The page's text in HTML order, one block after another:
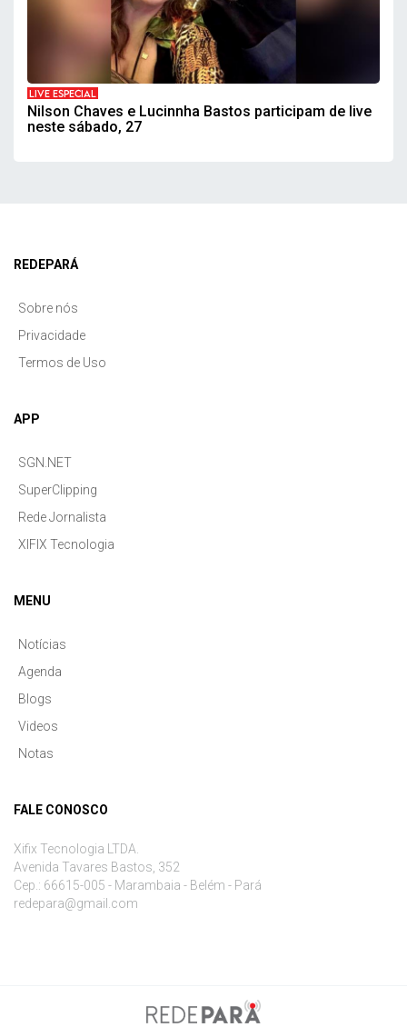
LIVE ESPECIAL
Nilson Chaves e Lucinnha Bastos participam de live
neste sábado, 27
REDEPARÁ
Sobre nós
Privacidade
Termos de Uso
APP
SGN.NET
SuperClipping
Rede Jornalista
XIFIX Tecnologia
MENU
Notícias
Agenda
Blogs
Videos
Notas
FALE CONOSCO
Xifix Tecnologia LTDA.
Avenida Tavares Bastos, 352
Cep.: 66615-005 - Marambaia - Belém - Pará
redepara@gmail.com